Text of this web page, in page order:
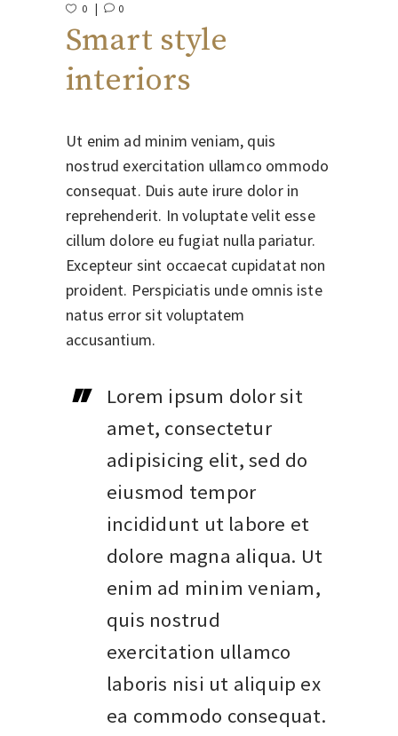
0
0
Smart style
interiors
Ut enim ad minim veniam, quis
nostrud exercitation ullamco ommodo
consequat. Duis aute irure dolor in
reprehenderit. In voluptate velit esse
cillum dolore eu fugiat nulla pariatur.
Excepteur sint occaecat cupidatat non
proident. Perspiciatis unde omnis iste
natus error sit voluptatem
accusantium.
Lorem ipsum dolor sit
amet, consectetur
adipisicing elit, sed do
eiusmod tempor
incididunt ut labore et
dolore magna aliqua. Ut
enim ad minim veniam,
quis nostrud
exercitation ullamco
laboris nisi ut aliquip ex
ea commodo consequat.